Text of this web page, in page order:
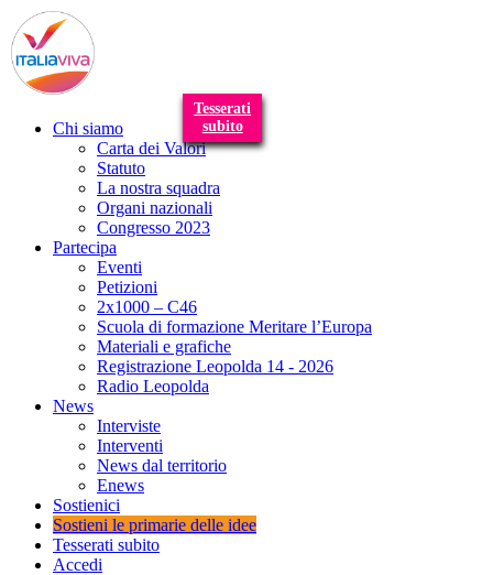
Tesserati
subito
Chi siamo
Carta dei Valori
Statuto
La nostra squadra
Organi nazionali
Congresso 2023
Partecipa
Eventi
Petizioni
2x1000 – C46
Scuola di formazione Meritare l’Europa
Materiali e grafiche
Registrazione Leopolda 14 - 2026
Radio Leopolda
News
Interviste
Interventi
News dal territorio
Enews
Sostienici
Sostieni le primarie delle idee
Tesserati subito
Accedi